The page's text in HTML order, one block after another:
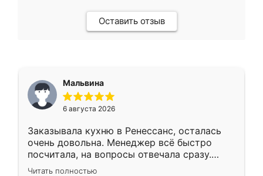
Оставить отзыв
Мальвина
6 августа 2026
Заказывала кухню в Ренессанс, осталась
очень довольна. Менеджер всё быстро
посчитала, на вопросы отвечала сразу.
Замерщик приехал в субботу, подошёл к
Читать полностью